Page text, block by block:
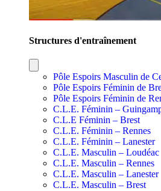
Structures d'entraînement
Pôle Espoirs Masculin de
Pôle Espoirs Féminin de
Pôle Espoirs Féminin de
C.L.E. Féminin –
C.L.E Féminin – Brest
C.L.E. Féminin – Rennes
C.L.E. Féminin – Lanester
C.L.E. Masculin – Loudéac
C.L.E. Masculin – Rennes
C.L.E. Masculin – Lanester
C.L.E. Masculin – Brest